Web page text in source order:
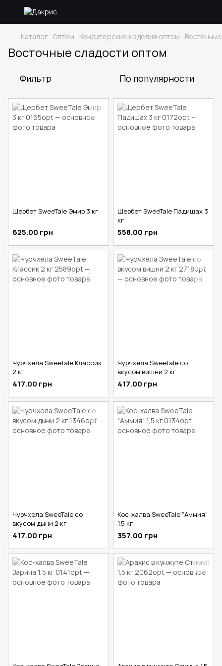
Каталог Оптом Кондитерские изделия оптом
Восточные сладости оптом
Фильтр По популярности
Щербет SweeTale Эмир 3 кг
625.00 грн
Щербет SweeTale Падишах 3
кг
558.00 грн
Чурчхела SweeTale Классик
2 кг
417.00 грн
Чурчхела SweeTale со
вкусом вишни 2 кг
417.00 грн
Чурчхела SweeTale со
вкусом дыни 2 кг
417.00 грн
Кос-халва SweeTale "Аммия"
1,5 кг
357.00 грн